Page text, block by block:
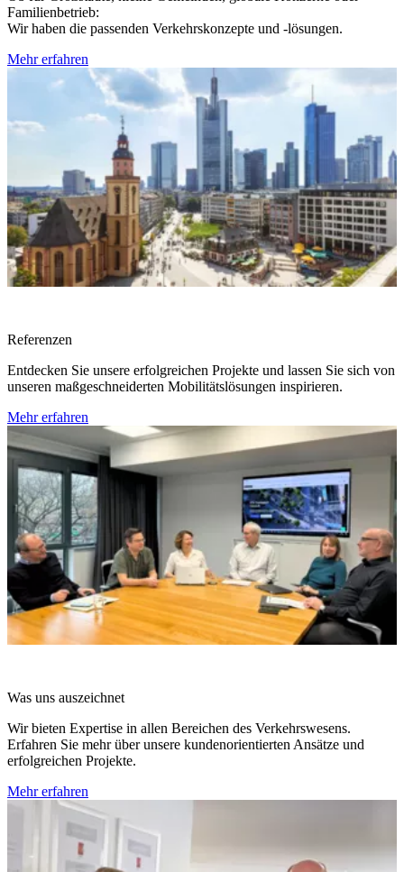
Familienbetrieb:
Wir haben die passenden Verkehrskonzepte und -lösungen.
Mehr erfahren
Referenzen
Entdecken Sie unsere erfolgreichen Projekte und lassen Sie sich von
unseren maßgeschneiderten Mobilitätslösungen inspirieren.
Mehr erfahren
Was uns auszeichnet
Wir bieten Expertise in allen Bereichen des Verkehrswesens.
Erfahren Sie mehr über unsere kundenorientierten Ansätze und
erfolgreichen Projekte.
Mehr erfahren